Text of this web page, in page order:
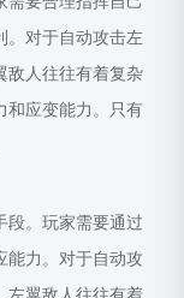
。对于自动攻击左
敌人往往有着复杂
和应变能力。只有
段。玩家需要通过
能力。对于自动攻